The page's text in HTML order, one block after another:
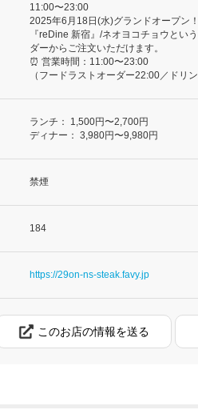
11:00〜23:00
2025年6月18日(水)グランドオープン！
『reDine 新宿』/ネオヨコチョウとい
ダーからご注文いただけます。
⏰ 営業時間：11:00〜23:00
（フードラストオーダー22:00／ドリ
ランチ：
1,500円〜2,700円
ディナー： 3,980円〜9,980円
禁煙
184
https://29on-ns-steak.favy.jp
このお店の情報を送る